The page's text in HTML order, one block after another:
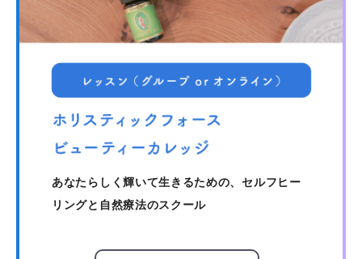
あなたらしく輝いて生きるための、セルフヒー
リングと自然療法のスクール